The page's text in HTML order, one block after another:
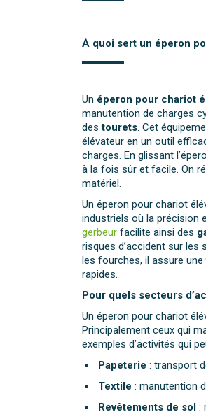
À quoi sert un éperon
Un éperon pour chariot
manutention de charges
destourets. Cet
élévateur en un outil
charges. En glissant
à la fois sûr et facile. On
matériel.
Un éperon pour chariot
industriels où la précision
gerbeur facilite ainsi des
risques d’accident sur les
les fourches, il assure une
rapides.
Pour quels secteurs
Un éperon pour chariot
Principalement ceux qui
exemples d’activités qui
Papeterie : transport
Textile : manutention
Revêtements de sol :